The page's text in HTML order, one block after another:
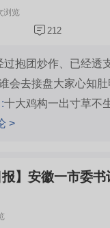
浏览
212
过抱团炒作、已经透
会去接盘大家心知肚
基民67O026H236 :十大鸡构一出寸草不
查看全部212条评论 >